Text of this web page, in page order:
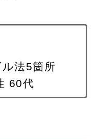
法5箇所
60代